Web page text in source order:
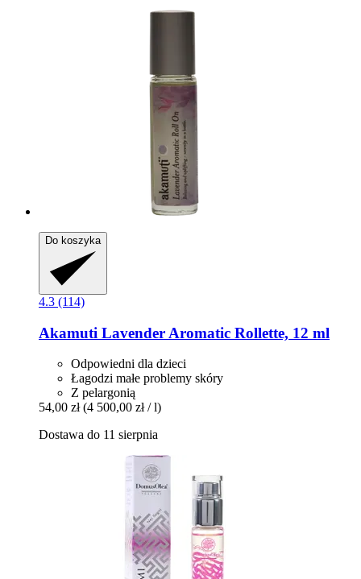
Do koszyka
4.3 (114)
Akamuti Lavender Aromatic Rollette, 12 ml
Odpowiedni dla dzieci
Łagodzi małe problemy skóry
Z pelargonią
54,00 zł (4 500,00 zł / l)
Dostawa do 11 sierpnia